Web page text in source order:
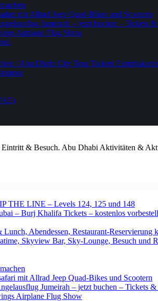
mit Allrad Jeep Quad-Bikes und Scootern
Jumeirah – jetzt buchen – Tickets
Airplane Flug Show
/ Abu Dhabi City Tour Tickets
& Besuch. Abu Dhabi Aktivitäten &
THE LINE – Levels 124, 125 und 148
– Burj Khalifa Tickets – kostenlos
Abendessen, Restaurant-Reservierung
Skyview Bar, Sky-Lounge, Besuch und
mit Allrad Jeep Quad-Bikes und Scootern
Jumeirah – jetzt buchen – Tickets
Airplane Flug Show